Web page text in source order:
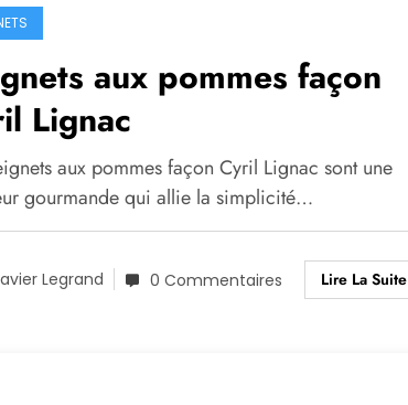
aux pommes façon
Lignac
aux pommes façon Cyril Lignac sont une
gourmande qui allie la simplicité…
Legrand 0 Commentaires Lire La Suite